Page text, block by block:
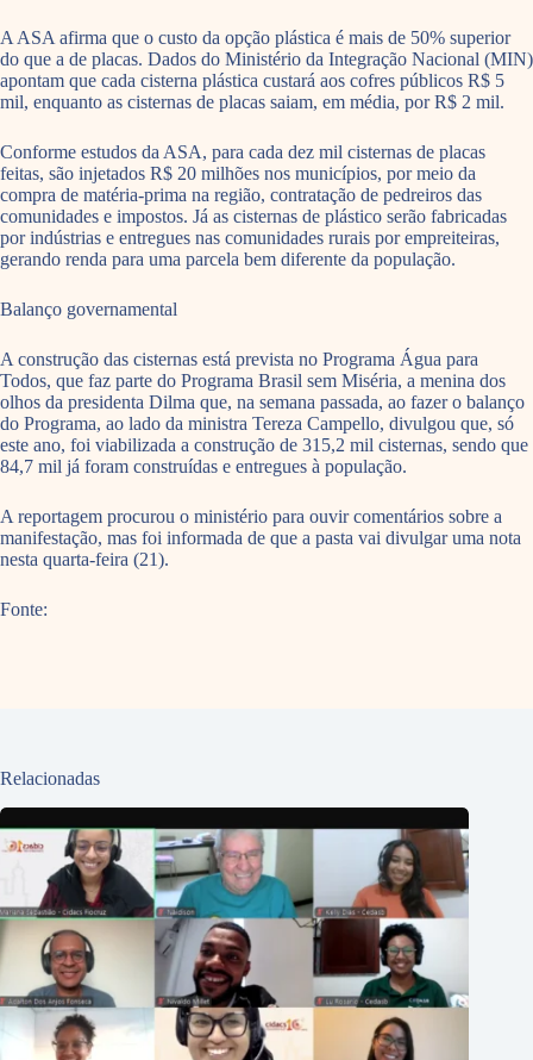
A ASA afirma que o custo da opção plástica é mais de 50% superior
do que a de placas. Dados do Ministério da Integração Nacional (MIN)
apontam que cada cisterna plástica custará aos cofres públicos R$ 5
mil, enquanto as cisternas de placas saiam, em média, por R$ 2 mil.
Conforme estudos da ASA, para cada dez mil cisternas de placas
feitas, são injetados R$ 20 milhões nos municípios, por meio da
compra de matéria-prima na região, contratação de pedreiros das
comunidades e impostos. Já as cisternas de plástico serão fabricadas
por indústrias e entregues nas comunidades rurais por empreiteiras,
gerando renda para uma parcela bem diferente da população.
Balanço governamental
A construção das cisternas está prevista no Programa Água para
Todos, que faz parte do Programa Brasil sem Miséria, a menina dos
olhos da presidenta Dilma que, na semana passada, ao fazer o balanço
do Programa, ao lado da ministra Tereza Campello, divulgou que, só
este ano, foi viabilizada a construção de 315,2 mil cisternas, sendo que
84,7 mil já foram construídas e entregues à população.
A reportagem procurou o ministério para ouvir comentários sobre a
manifestação, mas foi informada de que a pasta vai divulgar uma nota
nesta quarta-feira (21).
Fonte:
Relacionadas